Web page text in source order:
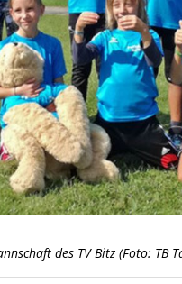
des TV Bitz (Foto: TB